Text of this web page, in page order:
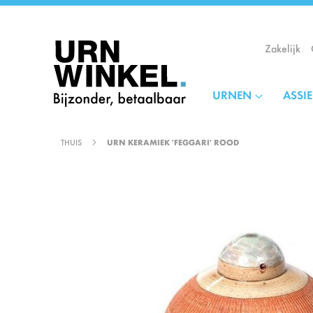
de
inhoud
Zakelijk
URNEN
THUIS URN KERAMIEK 'FEGGARI' ROOD